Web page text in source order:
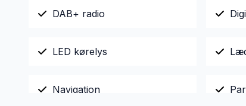
DAB+ radio
LED kørelys
Navigation